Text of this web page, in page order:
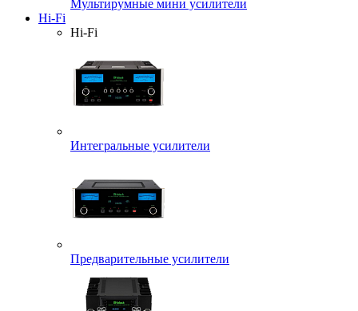
Мультирумные мини усилители
Hi-Fi
Hi-Fi
Интегральные усилители
Предварительные усилители